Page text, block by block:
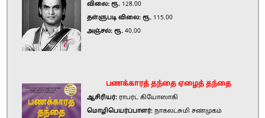
விலை: ரூ. 128.00
தள்ளுபடி விலை: ரூ. 115.00
அஞ்சல்: ரூ. 40.00
பணக்காரத் தந்தை ஏழைத் தந்தை
ஆசிரியர்: ராபர்ட் கியோஸாகி
மொழிபெயர்ப்பாளர்: நாகலட்சுமி சண்முகம்